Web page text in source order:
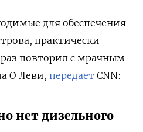
для обеспечения
практически
повторил с мрачным
О Леви, передает CNN:
нет дизельного